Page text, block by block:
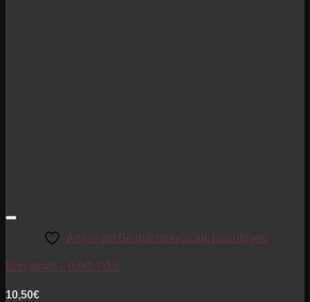
Artikel zur Beobachtungsliste hinzufügen
Bunddraht – 0.9/2.7/0.5
10,50€